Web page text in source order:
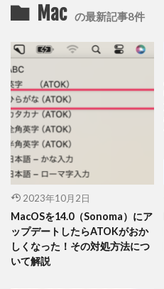
Mac の最新記事8件
2023年10月2日
MacOSを14.0（Sonoma）にア
ップデートしたらATOKがおか
しくなった！その対処方法につ
いて解説